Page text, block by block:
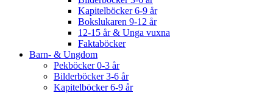
Kapitelböcker 6-9 år
Bokslukaren 9-12 år
12-15 år & Unga vuxna
Faktaböcker
Barn- & Ungdom
Pekböcker 0-3 år
Bilderböcker 3-6 år
Kapitelböcker 6-9 år